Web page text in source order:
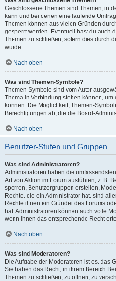
Geschlossene Themen sind Themen, in
kann und bei denen eine laufende
Themen können aus vielen Gründen
gesperrt werden. Eventuell hast du auch
Themen zu schließen, sofern dies durch
wurde.
Nach oben
Was sind Themen-Symbole?
Themen-Symbole sind vom Autor
Thema in Verbindung stehen können,
können. Die Möglichkeit, Themen-
Berechtigungen ab, die die Board-
Nach oben
Benutzer-Stufen und Gruppen
Was sind Administratoren?
Administratoren haben die
Art von Aktion im Forum ausführen; z. B.
sperren, Benutzergruppen erstellen,
Rechte, die ein Administrator hat, sind
Rechte ihnen ein Gründer des Forums
hat. Administratoren können auch volle
wenn ihnen das entsprechende Recht
Nach oben
Was sind Moderatoren?
Die Aufgabe der Moderatoren ist es, das
Sie haben das Recht, in ihrem Bereich
Themen zu schließen, zu öffnen, zu